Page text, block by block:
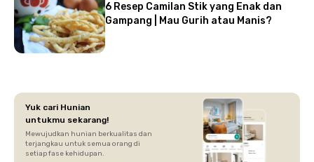
6 Resep Camilan Stik yang Enak dan
Gampang | Mau Gurih atau Manis?
Yuk cari Hunian
untukmu sekarang!
Mewujudkan hunian berkualitas dan
terjangkau untuk semua orang di
setiap fase kehidupan.